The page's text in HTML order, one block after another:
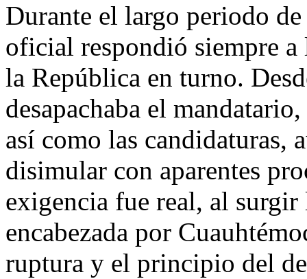
Durante el largo periodo
oficial respondió siempre a
la República en turno.
desapachaba el
así como las candidaturas,
disimular con aparentes
exigencia fue real, al
encabezada por
ruptura y el principio del